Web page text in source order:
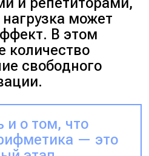
может
В этом
количество
свободного
и о том, что
— это